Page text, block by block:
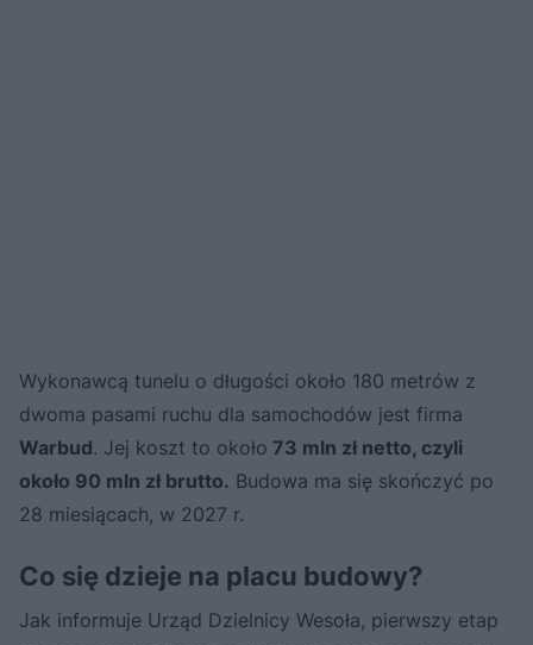
Wykonawcą tunelu o długości około 180 metrów z
dwoma pasami ruchu dla samochodów jest firma
Warbud. Jej koszt to około 73 mln zł netto, czyli
około 90 mln zł brutto. Budowa ma się skończyć po
28 miesiącach, w 2027 r.
Co się dzieje na placu budowy?
Jak informuje Urząd Dzielnicy Wesoła, pierwszy etap